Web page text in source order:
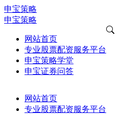
申宝策略
申宝策略
网站首页
专业股票配资服务平台
申宝策略学堂
申宝证券问答
网站首页
专业股票配资服务平台